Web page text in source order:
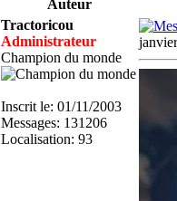
Auteur
Tractoricou
Administrateur
Champion du monde
Inscrit le: 01/11/2003
Messages: 131206
Localisation: 93